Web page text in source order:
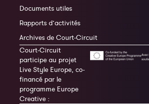
Documents utiles
Rapports d’activités
Archives de Court-Circuit
Court-Circuit
participe au projet
Live Style Europe, co-
financé par le
programme Europe
Creative :